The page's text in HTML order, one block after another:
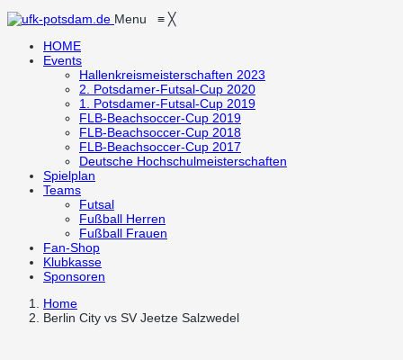
Menu ≡ ╳
HOME
Events
Hallenkreismeisterschaften 2023
2. Potsdamer-Futsal-Cup 2020
1. Potsdamer-Futsal-Cup 2019
FLB-Beachsoccer-Cup 2019
FLB-Beachsoccer-Cup 2018
FLB-Beachsoccer-Cup 2017
Deutsche Hochschulmeisterschaften
Spielplan
Teams
Futsal
Fußball Herren
Fußball Frauen
Fan-Shop
Klubkasse
Sponsoren
Home
Berlin City vs SV Jeetze Salzwedel